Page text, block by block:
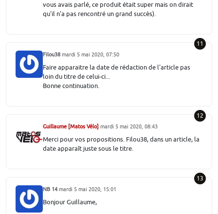
vous avais parlé, ce produit était super mais on dirait
qu'il n'a pas rencontré un grand succès).
11
Filou38 mardi 5 mai 2020, 07:50
Faire apparaitre la date de rédaction de l'article pas
loin du titre de celui-ci...
Bonne continuation.
12
Guillaume [Matos Vélo] mardi 5 mai 2020, 08:43
Merci pour vos propositions. Filou38, dans un article, la
date apparaît juste sous le titre.
13
NB 14mardi 5 mai 2020, 15:01
Bonjour Guillaume,